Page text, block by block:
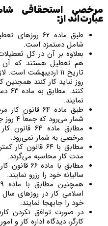
مرخصی استحقاقی
عبارت‌اند از:
طبق ماده ۶۲
شامل دستمزد است.
بعلاوه بر آن در کل
هم تعطیل هستند که
تاریخ ۱۱ اردیبهشت
روز نباید کار کنند همچنین
نمایند.
شمار می‌رود که جمعاً ۴ روز جمعه ۳۰ روز می‌گردد.
مطابق ماده
مرخصی به شمار نمی‌رود.
مطابق با ۶۴
مدت کار محاسبه می‌گردد.
سالیانه خود را رزرو نمایند.
اسلامی کار در روزهای
خود را جابه­جا نمایند.
در صورت توافق نکردن
کارگر، دیدگاه اداره کار و